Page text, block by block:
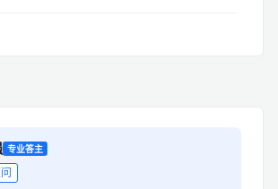
专业答主